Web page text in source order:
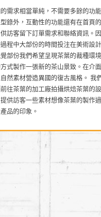
需求相當單純，不需要多餘的功
錄外，互動性的功能還有在首頁
訪客留下訂單需求和聯絡資訊。
程中大部份的時間投注在美術設
部份我們希望呈現茶葉的裁種環
式製作一張新的茶山景致。在介
然素材營造異國的復古風格。 我
往茶葉的加工廠拍攝烘焙茶葉的
供訪客一些素材想像茶葉的製作
品的印象。